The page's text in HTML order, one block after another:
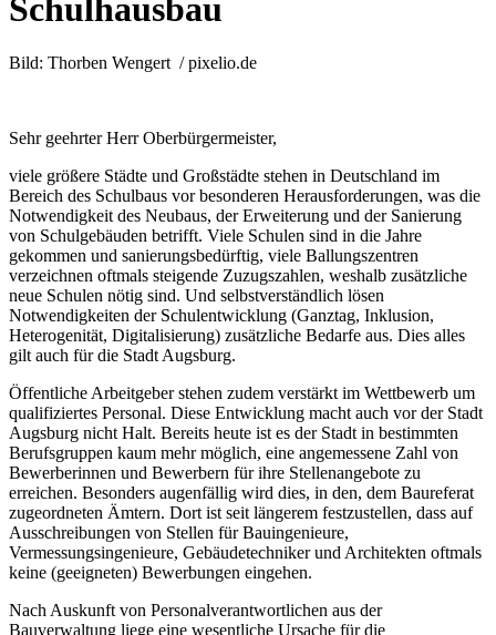
Schulhausbau
Bild: Thorben Wengert / pixelio.de
Sehr geehrter Herr Oberbürgermeister,
viele größere Städte und Großstädte stehen in Deutschland im
Bereich des Schulbaus vor besonderen Herausforderungen, was die
Notwendigkeit des Neubaus, der Erweiterung und der Sanierung
von Schulgebäuden betrifft. Viele Schulen sind in die Jahre
gekommen und sanierungsbedürftig, viele Ballungszentren
verzeichnen oftmals steigende Zuzugszahlen, weshalb zusätzliche
neue Schulen nötig sind. Und selbstverständlich lösen
Notwendigkeiten der Schulentwicklung (Ganztag, Inklusion,
Heterogenität, Digitalisierung) zusätzliche Bedarfe aus. Dies alles
gilt auch für die Stadt Augsburg.
Öffentliche Arbeitgeber stehen zudem verstärkt im Wettbewerb um
qualifiziertes Personal. Diese Entwicklung macht auch vor der Stadt
Augsburg nicht Halt. Bereits heute ist es der Stadt in bestimmten
Berufsgruppen kaum mehr möglich, eine angemessene Zahl von
Bewerberinnen und Bewerbern für ihre Stellenangebote zu
erreichen. Besonders augenfällig wird dies, in den, dem Baureferat
zugeordneten Ämtern. Dort ist seit längerem festzustellen, dass auf
Ausschreibungen von Stellen für Bauingenieure,
Vermessungsingenieure, Gebäudetechniker und Architekten oftmals
keine (geeigneten) Bewerbungen eingehen.
Nach Auskunft von Personalverantwortlichen aus der
Bauverwaltung liege eine wesentliche Ursache für die